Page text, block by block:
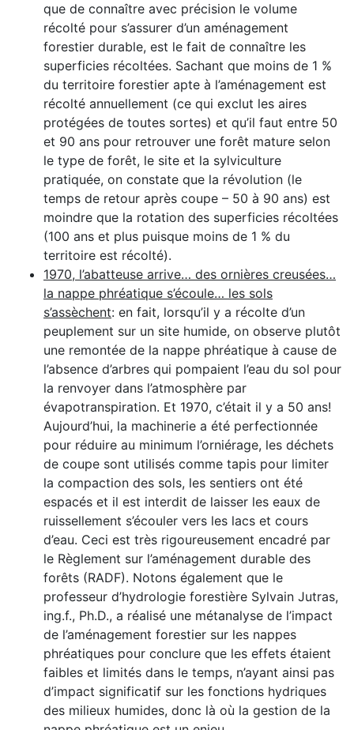
que de connaître avec précision le volume
récolté pour s’assurer d’un aménagement
forestier durable, est le fait de connaître les
superficies récoltées. Sachant que moins de 1 %
du territoire forestier apte à l’aménagement est
récolté annuellement (ce qui exclut les aires
protégées de toutes sortes) et qu’il faut entre 50
et 90 ans pour retrouver une forêt mature selon
le type de forêt, le site et la sylviculture
pratiquée, on constate que la révolution (le
temps de retour après coupe – 50 à 90 ans) est
moindre que la rotation des superficies récoltées
(100 ans et plus puisque moins de 1 % du
territoire est récolté).
1970, l’abatteuse arrive… des ornières creusées…
la nappe phréatique s’écoule… les sols
s’assèchent: en fait, lorsqu’il y a récolte d’un
peuplement sur un site humide, on observe plutôt
une remontée de la nappe phréatique à cause de
l’absence d’arbres qui pompaient l’eau du sol pour
la renvoyer dans l’atmosphère par
évapotranspiration. Et 1970, c’était il y a 50 ans!
Aujourd’hui, la machinerie a été perfectionnée
pour réduire au minimum l’orniérage, les déchets
de coupe sont utilisés comme tapis pour limiter
la compaction des sols, les sentiers ont été
espacés et il est interdit de laisser les eaux de
ruissellement s’écouler vers les lacs et cours
d’eau. Ceci est très rigoureusement encadré par
le Règlement sur l’aménagement durable des
forêts (RADF). Notons également que le
professeur d’hydrologie forestière Sylvain Jutras,
ing.f., Ph.D., a réalisé une métanalyse de l’impact
de l’aménagement forestier sur les nappes
phréatiques pour conclure que les effets étaient
faibles et limités dans le temps, n’ayant ainsi pas
d’impact significatif sur les fonctions hydriques
des milieux humides, donc là où la gestion de la